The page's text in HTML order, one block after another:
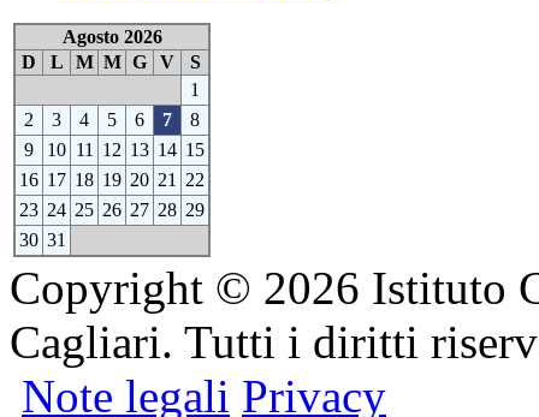
Agosto 2026
D
L M M G V
S
1
2
3 4 5 6 7
8
9
10 11 12 13 14 15
16 17 18 19 20 21
22
23 24 25 26 27 28 29
30 31
Copyright © 2026 Istituto
Cagliari. Tutti i diritti
Note legali Privacy